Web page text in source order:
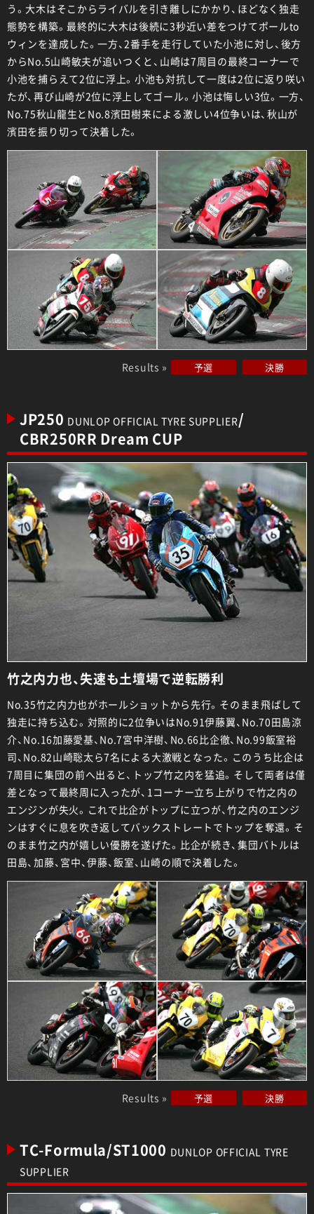
う。大木はそこからライバルを引き離しにかかり、ほどなく独走
態勢を構築。最終的に大木は後続に3秒近い差をつけてポールto
ウィンを達成した。一方、2番手を走行していた小池に対し、後方
からNo.5山崎敏夫が追いつくと、山崎は7周目の最終コーナーで
小池を捕らえて2位に浮上。小池も対抗して一度は2位に返り咲い
たが、再び山崎が2位に浮上してゴール。小池は悔しい3位。一方、
No.75秋山龍生とNo.8濱田樹来による激しい4位争いは、秋山が
濱田を振り切って決着した。
Results » 予選 決勝
JP250 DUNLOP OFFICIAL TYRE SUPPLIER/
CBR250RR Dream CUP
竹之内力也、失速も土壇場で逆転勝利
No.35竹之内力也がホールショットから先行。そのまま飛ばして
独走に持ち込む。対照的に2位争いはNo.91伊藤翼、No.70田島涼
介、No.16加藤愛基、No.7宮中洋樹、No.66比企徹、No.99飯室裕
司、No.82山崎聡太ら7名による大激戦となった。このうち比企は
7周目に集団の前へ出ると、トップ竹之内を猛追。そして両者は僅
差となって最終周に入ったが、1コーナー立ち上がりで竹之内の
エンジンが失火。これで比企がトップに立つが、竹之内のエンジ
ンはすぐに息を吹き返してバックストレートでトップを奪還。そ
のまま竹之内が嬉しい優勝を遂げた。比企が続き、集団バトルは
田島、加藤、宮中、伊藤、飯室、山崎の順で決着した。
Results » 予選 決勝
TC-Formula/ST1000 DUNLOP OFFICIAL TYRE
SUPPLIER